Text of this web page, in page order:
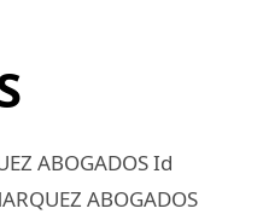
ABOGADOS Id
ABOGADOS